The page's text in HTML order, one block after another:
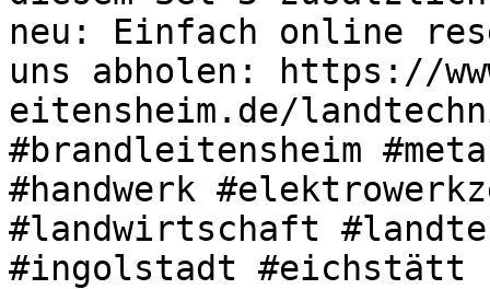
neu: Einfach online
uns abholen: https://
eitensheim.de/
#brandleitensheim
#handwerk
#landwirtschaft
#ingolstadt #eichstätt